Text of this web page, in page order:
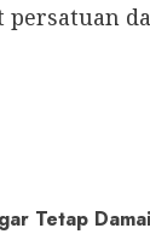
persatuan
Tetap